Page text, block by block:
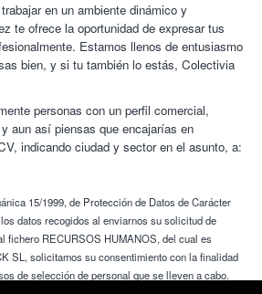
Tarragona
Zaragoza
en un ambiente dinámico y
te ofrece la oportunidad de expresar tus
Estamos llenos de entusiasmo
bien, y si tu también lo estás, Colectivia
personas con un perfil comercial,
aun así piensas que encajarías en
indicando ciudad y sector en el asunto, a:
15/1999, de Protección de Datos de Carácter
datos recogidos al enviarnos su solicitud de
fichero RECURSOS HUMANOS, del cual es
SL, solicitamos su consentimiento con la finalidad
de selección de personal que se lleven a cabo.